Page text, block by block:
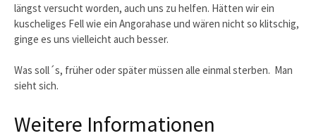
längst versucht worden, auch uns zu helfen. Hätten wir ein
kuscheliges Fell wie ein Angorahase und wären nicht so klitschig,
ginge es uns vielleicht auch besser.
Was soll´s, früher oder später müssen alle einmal sterben. Man
sieht sich.
Weitere Informationen